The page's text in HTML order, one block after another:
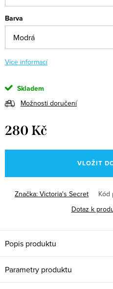
Barva
Více informací
Skladem
Možnosti doručení
280 Kč
cena:
VLOŽIT
Značka: Victoria's Secret Kód
Dotaz k
Popis produktu
Parametry produktu